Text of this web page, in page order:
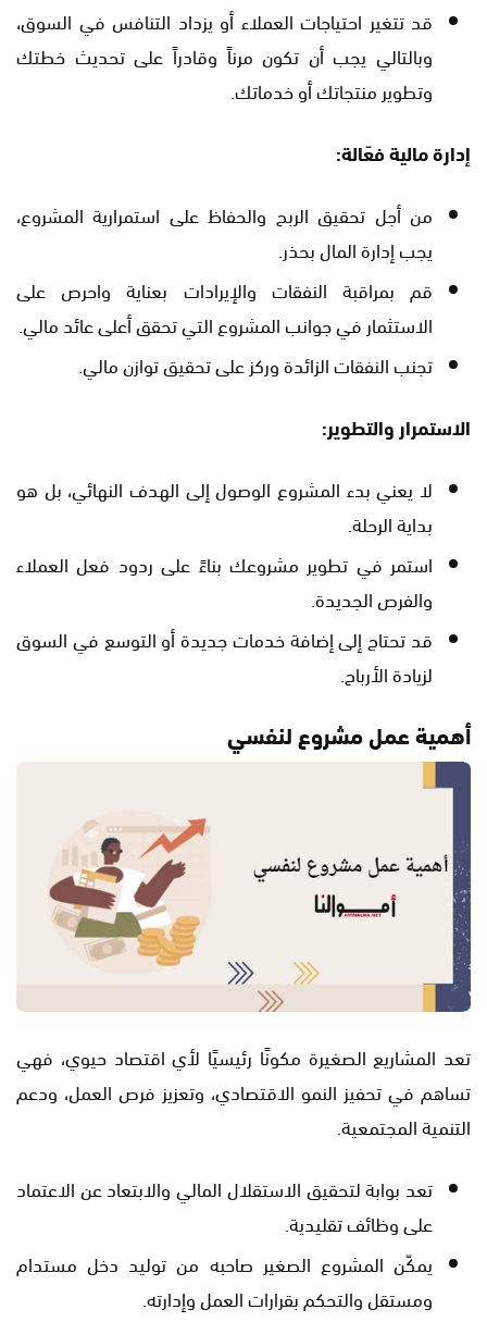
قد تتغير احتياجات العملاء أو يزداد التنافس في السوق،
وبالتالي يجب أن تكون مرناً وقادراً على تحديث خطتك
وتطوير منتجاتك أو خدماتك.
إدارة مالية فعّالة:
من أجل تحقيق الربح والحفاظ على استمرارية المشروع،
يجب إدارة المال بحذر.
قم بمراقبة النفقات والإيرادات بعناية واحرص على
الاستثمار في جوانب المشروع التي تحقق أعلى عائد مالي.
تجنب النفقات الزائدة وركز على تحقيق توازن مالي.
الاستمرار والتطوير:
لا يعني بدء المشروع الوصول إلى الهدف النهائي، بل هو
بداية الرحلة.
استمر في تطوير مشروعك بناءً على ردود فعل العملاء
والفرص الجديدة.
قد تحتاج إلى إضافة خدمات جديدة أو التوسع في السوق
لزيادة الأرباح.
أهمية عمل مشروع لنفسي
تعد المشاريع الصغيرة مكونًا رئيسيًا لأي اقتصاد حيوي، فهي
تساهم في تحفيز النمو الاقتصادي، وتعزيز فرص العمل، ودعم
التنمية المجتمعية.
تعد بوابة لتحقيق الاستقلال المالي والابتعاد عن الاعتماد
على وظائف تقليدية.
يمكّن المشروع الصغير صاحبه من توليد دخل مستدام
ومستقل والتحكم بقرارات العمل وإدارته.